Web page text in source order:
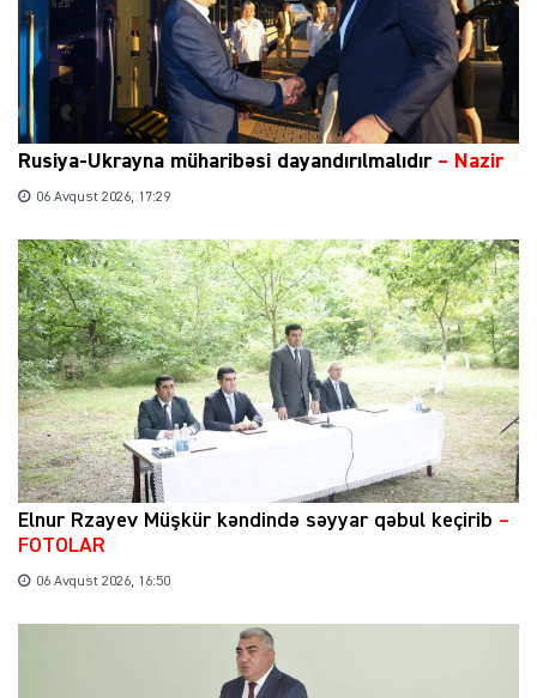
Rusiya-Ukrayna müharibəsi dayandırılmalıdır– Nazir
06 Avqust 2026, 17:29
Elnur Rzayev Müşkür kəndində səyyar qəbul keçirib –
FOTOLAR
06 Avqust 2026, 16:50